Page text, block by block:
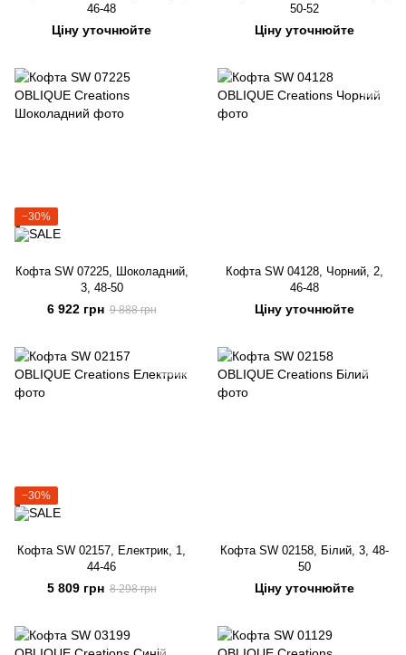
46-48
Ціну уточнюйте
50-52
Ціну уточнюйте
−30%
Кофта SW 07225, Шоколадний,
3, 48-50
6 922 грн 9 888 грн
Кофта SW 04128, Чорний, 2,
46-48
Ціну уточнюйте
−30%
Кофта SW 02157, Електрик, 1,
44-46
5 809 грн 8 298 грн
Кофта SW 02158, Білий, 3, 48-
50
Ціну уточнюйте